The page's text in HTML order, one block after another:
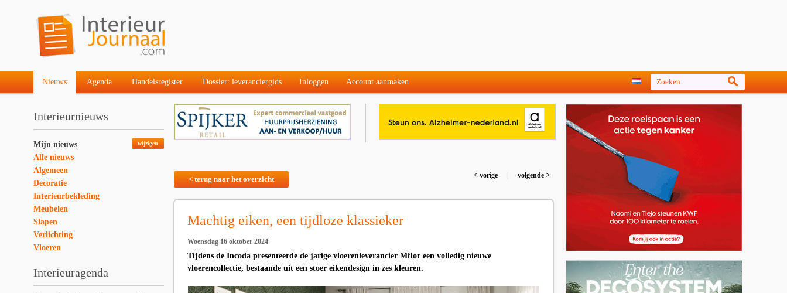
Nieuws Agenda Handelsregister Dossier: leveranciergids Inloggen Account aanmaken
Interieurnieuws
wijzigen
Mijn nieuws
Alle nieuws
Algemeen
Decoratie
Interieurbekleding
Meubelen
Slapen
Verlichting
Vloeren
Interieuragenda
< terug naar het overzicht < vorige volgende >
Machtig eiken, een tijdloze klassieker
Woensdag 16 oktober 2024
Tijdens de Incoda presenteerde de jarige vloerenleverancier Mflor een volledig nieuwe
vloerencollectie, bestaande uit een stoer eikendesign in zes kleuren.